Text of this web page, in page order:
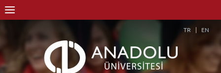
TR EN